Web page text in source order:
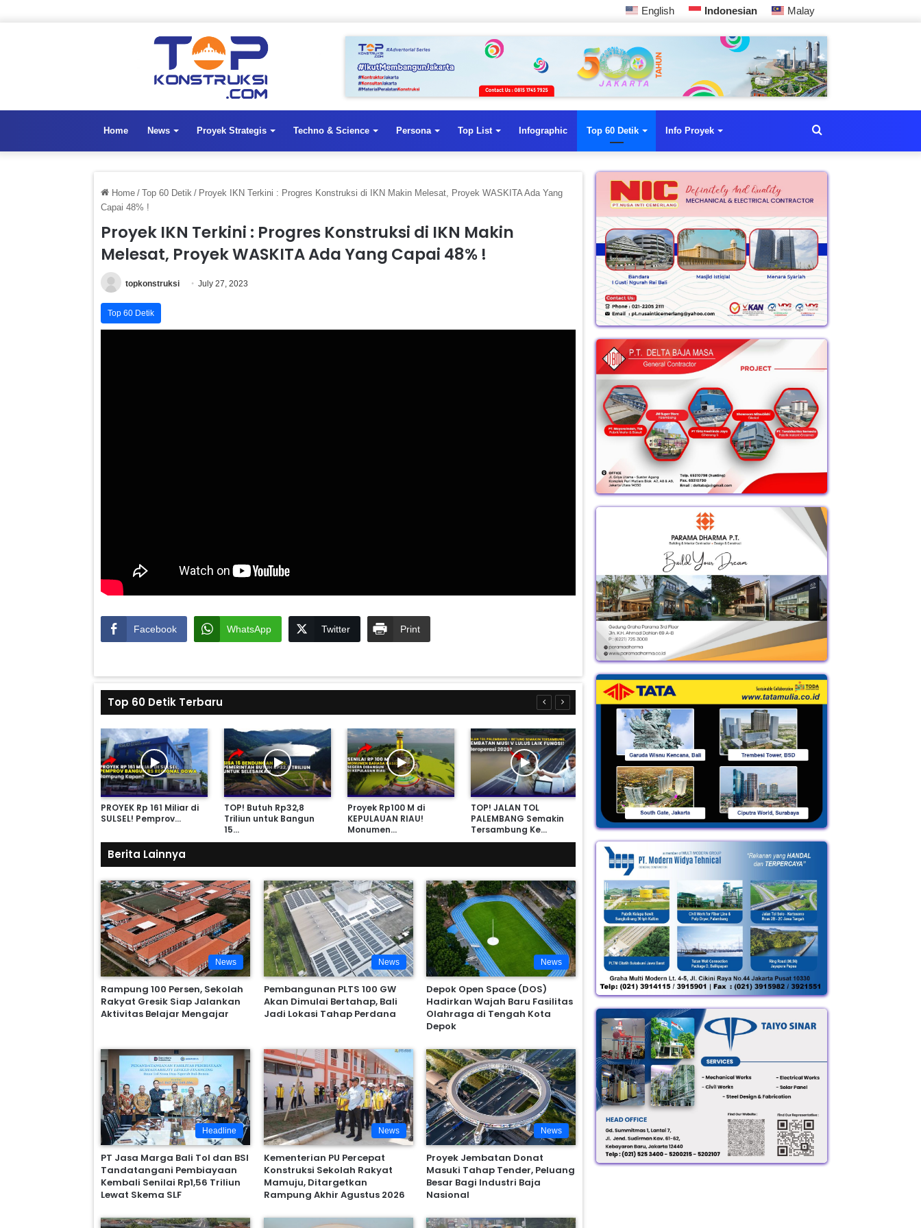
English Indonesian Malay
Home News Proyek Strategis Techno & Science Persona Top List Infographic Top 60 Detik Info Proyek
Home / Top 60 Detik / Proyek IKN Terkini : Progres Konstruksi di IKN Makin Melesat, Proyek WASKITA Ada Yang
Capai 48% !
Proyek IKN Terkini : Progres Konstruksi di IKN Makin
Melesat, Proyek WASKITA Ada Yang Capai 48% !
topkonstruksi July 27, 2023
Top 60 Detik
Facebook WhatsApp Twitter Print
Top 60 Detik Terbaru
PROYEK Rp 161 Miliar di
SULSEL! Pemprov…
TOP! Butuh Rp32,8
Triliun untuk Bangun
15…
Proyek Rp100 M di
KEPULAUAN RIAU!
Monumen…
TOP! JALAN TOL
PALEMBANG Semakin
Tersambung Ke…
Apa Kabar JALAN TOL
AKSES PELABUHAN
PATIMBAN?…
DANANTARA Mau Ubah
SAMPAH Jadi LISTRIK?
Proyek…
Berita Lainnya
News
Rampung 100 Persen, Sekolah
Rakyat Gresik Siap Jalankan
Aktivitas Belajar Mengajar
News
Pembangunan PLTS 100 GW
Akan Dimulai Bertahap, Bali
Jadi Lokasi Tahap Perdana
News
Depok Open Space (DOS)
Hadirkan Wajah Baru Fasilitas
Olahraga di Tengah Kota
Depok
Headline
PT Jasa Marga Bali Tol dan BSI
Tandatangani Pembiayaan
Kembali Senilai Rp1,56 Triliun
Lewat Skema SLF
News
Kementerian PU Percepat
Konstruksi Sekolah Rakyat
Mamuju, Ditargetkan
Rampung Akhir Agustus 2026
News
Proyek Jembatan Donat
Masuki Tahap Tender, Peluang
Besar Bagi Industri Baja
Nasional